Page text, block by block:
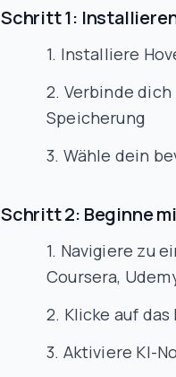
Schritt 1:
Installiere
Verbinde
Speicherung
Wähle dein
Schritt 2: Beginne
Navigiere zu
Coursera,
Klicke auf
Aktiviere KI-